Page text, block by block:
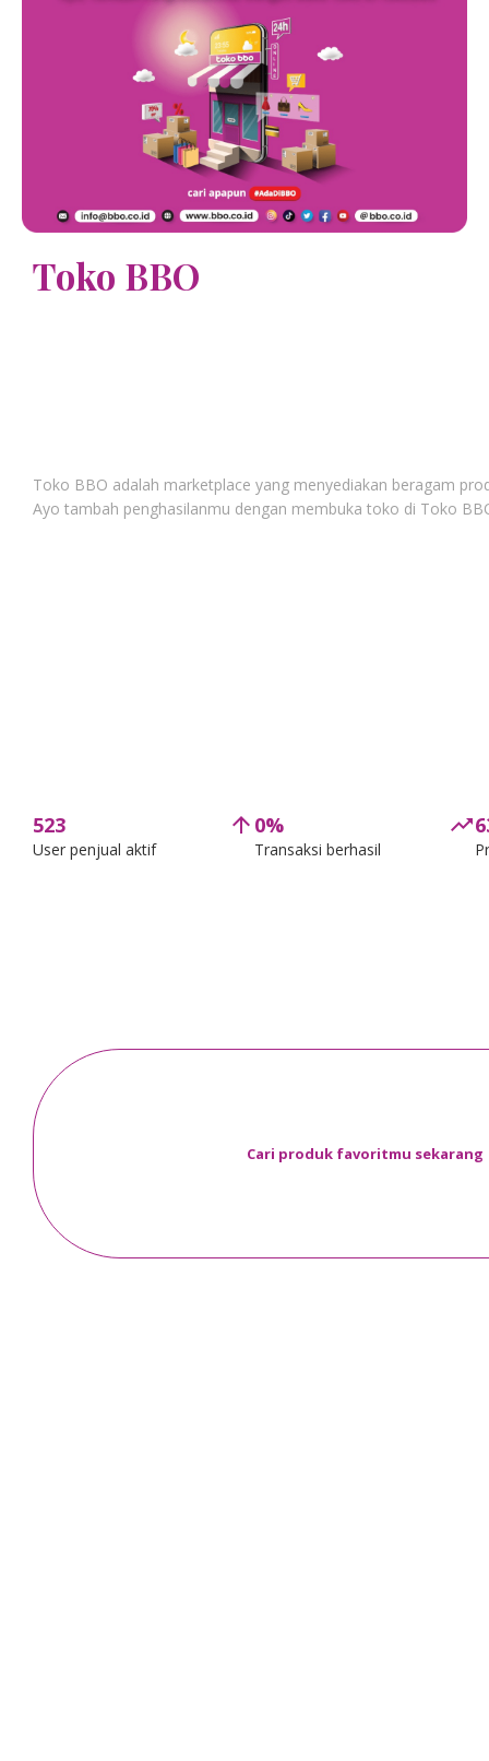
Toko BBO
Toko BBO adalah marketplace yang menyediakan beragam
Ayo tambah penghasilanmu dengan membuka toko di Toko
523 arrow_upward
User penjual aktif
0% trending_up
Transaksi berhasil
Cari produk favoritmu sekarang